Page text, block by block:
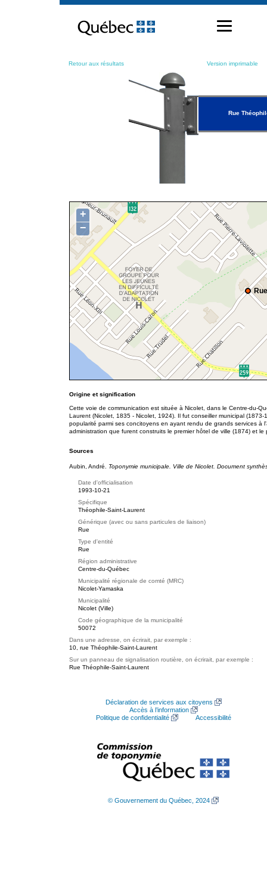
contenu
Retour aux résultats Version imprimable
Rue
+
−
Origine et signification
Cette voie de communication est située à Nicolet, dans le Centre-du-
Laurent (Nicolet, 1835 - Nicolet, 1924). Il fut conseiller municipal
popularité parmi ses concitoyens en ayant rendu de grands services à
administration que furent construits le premier hôtel de ville (1874) et le
Sources
Aubin, André. Toponymie municipale. Ville de Nicolet. Document
Date d'officialisation
1993-10-21
Spécifique
Théophile-Saint-Laurent
Générique (avec ou sans particules de liaison)
Rue
Type d'entité
Rue
Région administrative
Centre-du-Québec
Municipalité régionale de comté (MRC)
Nicolet-Yamaska
Municipalité
Nicolet (Ville)
Code géographique de la municipalité
50072
Dans une adresse, on écrirait, par exemple :
10, rue Théophile-Saint-Laurent
Sur un panneau de signalisation routière, on écrirait, par exemple :
Rue Théophile-Saint-Laurent
Déclaration de services aux citoyens
Accès à l’information
Politique de confidentialité
Accessibilité
© Gouvernement du Québec, 2024